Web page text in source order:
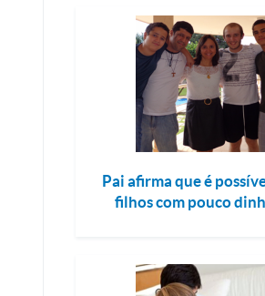
Pai afirma que é
filhos com pouco